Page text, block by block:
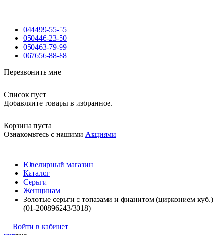
044499-55-55
050446-23-50
050463-79-99
067656-88-88
Перезвонить мне
Список пуст
Добавляйте товары в избранное.
Корзина пуста
Ознакомьтесь с нашими Акциями
Ювелирный магазин
Каталог
Серьги
Женщинам
Золотые серьги с топазами и фианитом (цирконием куб.)
(01-200896243/3018)
Войти в кабинет